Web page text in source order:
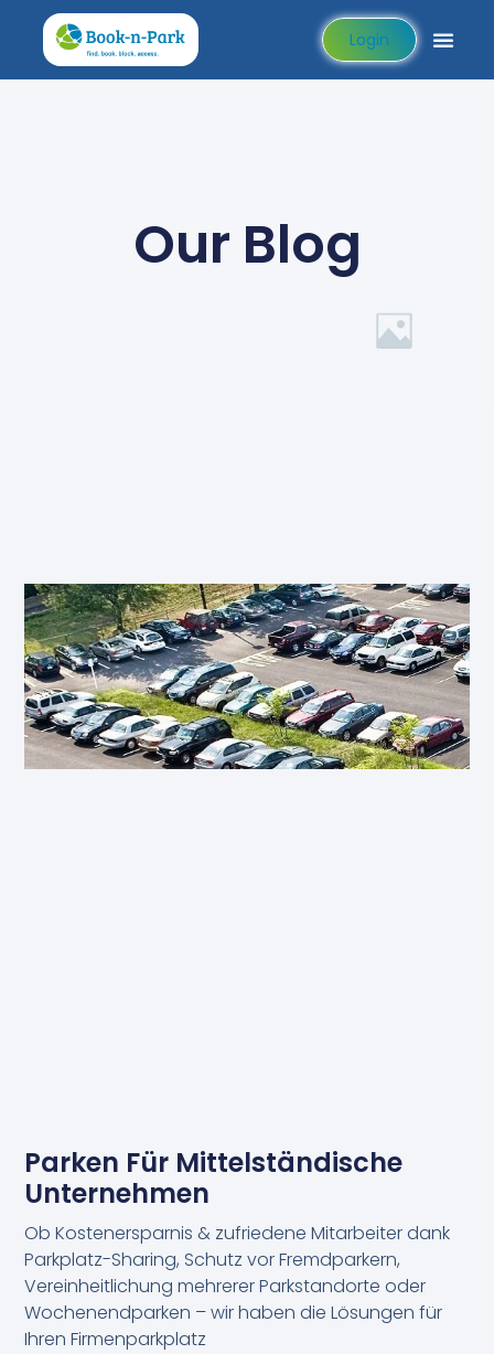
Login
Our Blog
Parken Für Mittelständische
Unternehmen
Ob Kostenersparnis & zufriedene Mitarbeiter dank
Parkplatz-Sharing, Schutz vor Fremdparkern,
Vereinheitlichung mehrerer Parkstandorte oder
Wochenendparken – wir haben die Lösungen für
Ihren Firmenparkplatz